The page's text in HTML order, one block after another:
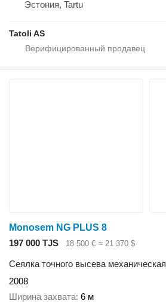
Эстония, Tartu
Tatoli AS
Monosem NG PLUS 8
197 000 TJS
18 500 € ≈ 21 370 $
Сеялка точного высева механическая
2008
Ширина захвата 6 м